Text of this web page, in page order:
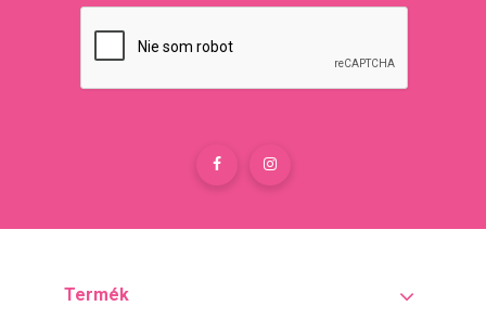
Termék